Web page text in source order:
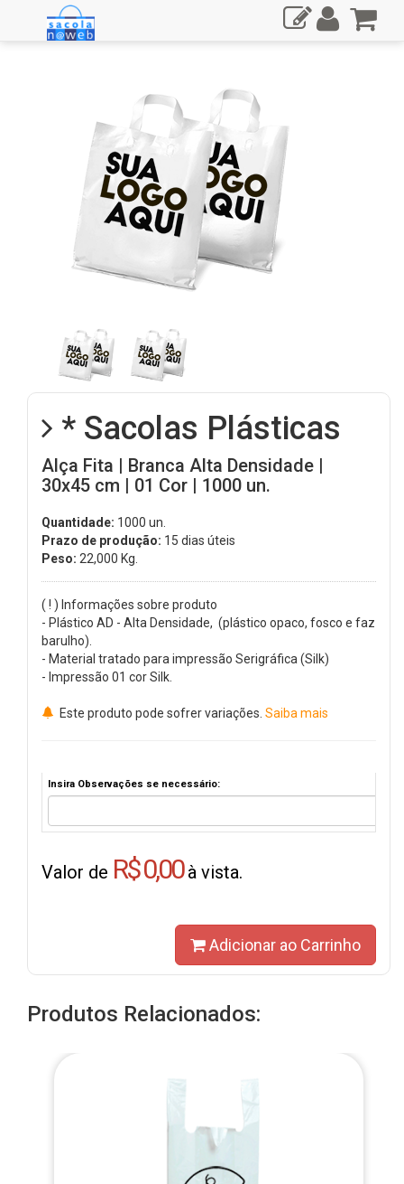
* Sacolas Plásticas
Alça Fita | Branca Alta Densidade |
30x45 cm | 01 Cor | 1000 un.
Quantidade: 1000 un.
Prazo de produção: 15 dias úteis
Peso: 22,000 Kg.
( ! ) Informações sobre produto
- Plástico AD - Alta Densidade, (plástico opaco, fosco e faz
barulho).
- Material tratado para impressão Serigráfica (Silk)
- Impressão 01 cor Silk.
Este produto pode sofrer variações. Saiba mais
Insira Observações se necessário:
Valor de R$ 0,00à vista.
Adicionar ao Carrinho
Produtos Relacionados: